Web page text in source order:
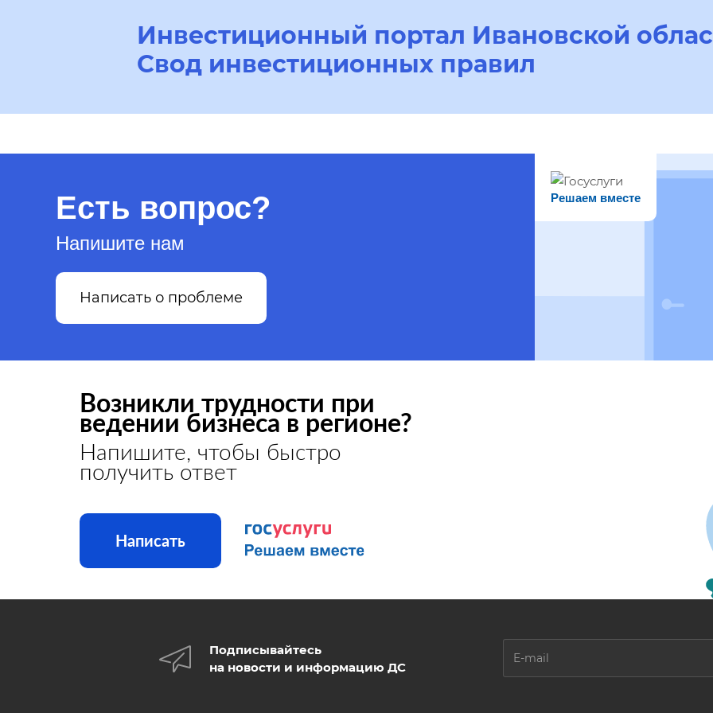
Инвестиционный портал Ивановской
Свод инвестиционных правил
Есть вопрос?
Напишите нам
Написать о проблеме
Решаем вместе
Возникли трудности при
ведении бизнеса в регионе?
Напишите, чтобы быстро
получить ответ
Написать
Подписывайтесь
на новости и информацию ДС